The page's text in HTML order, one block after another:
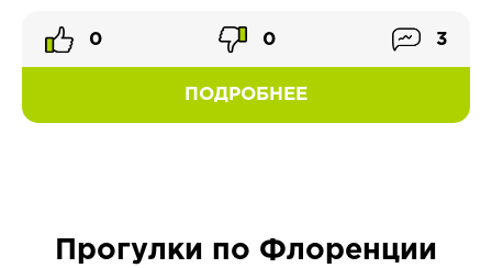
ПОДРОБНЕЕ
0 0 3
Прогулки по Флоренции